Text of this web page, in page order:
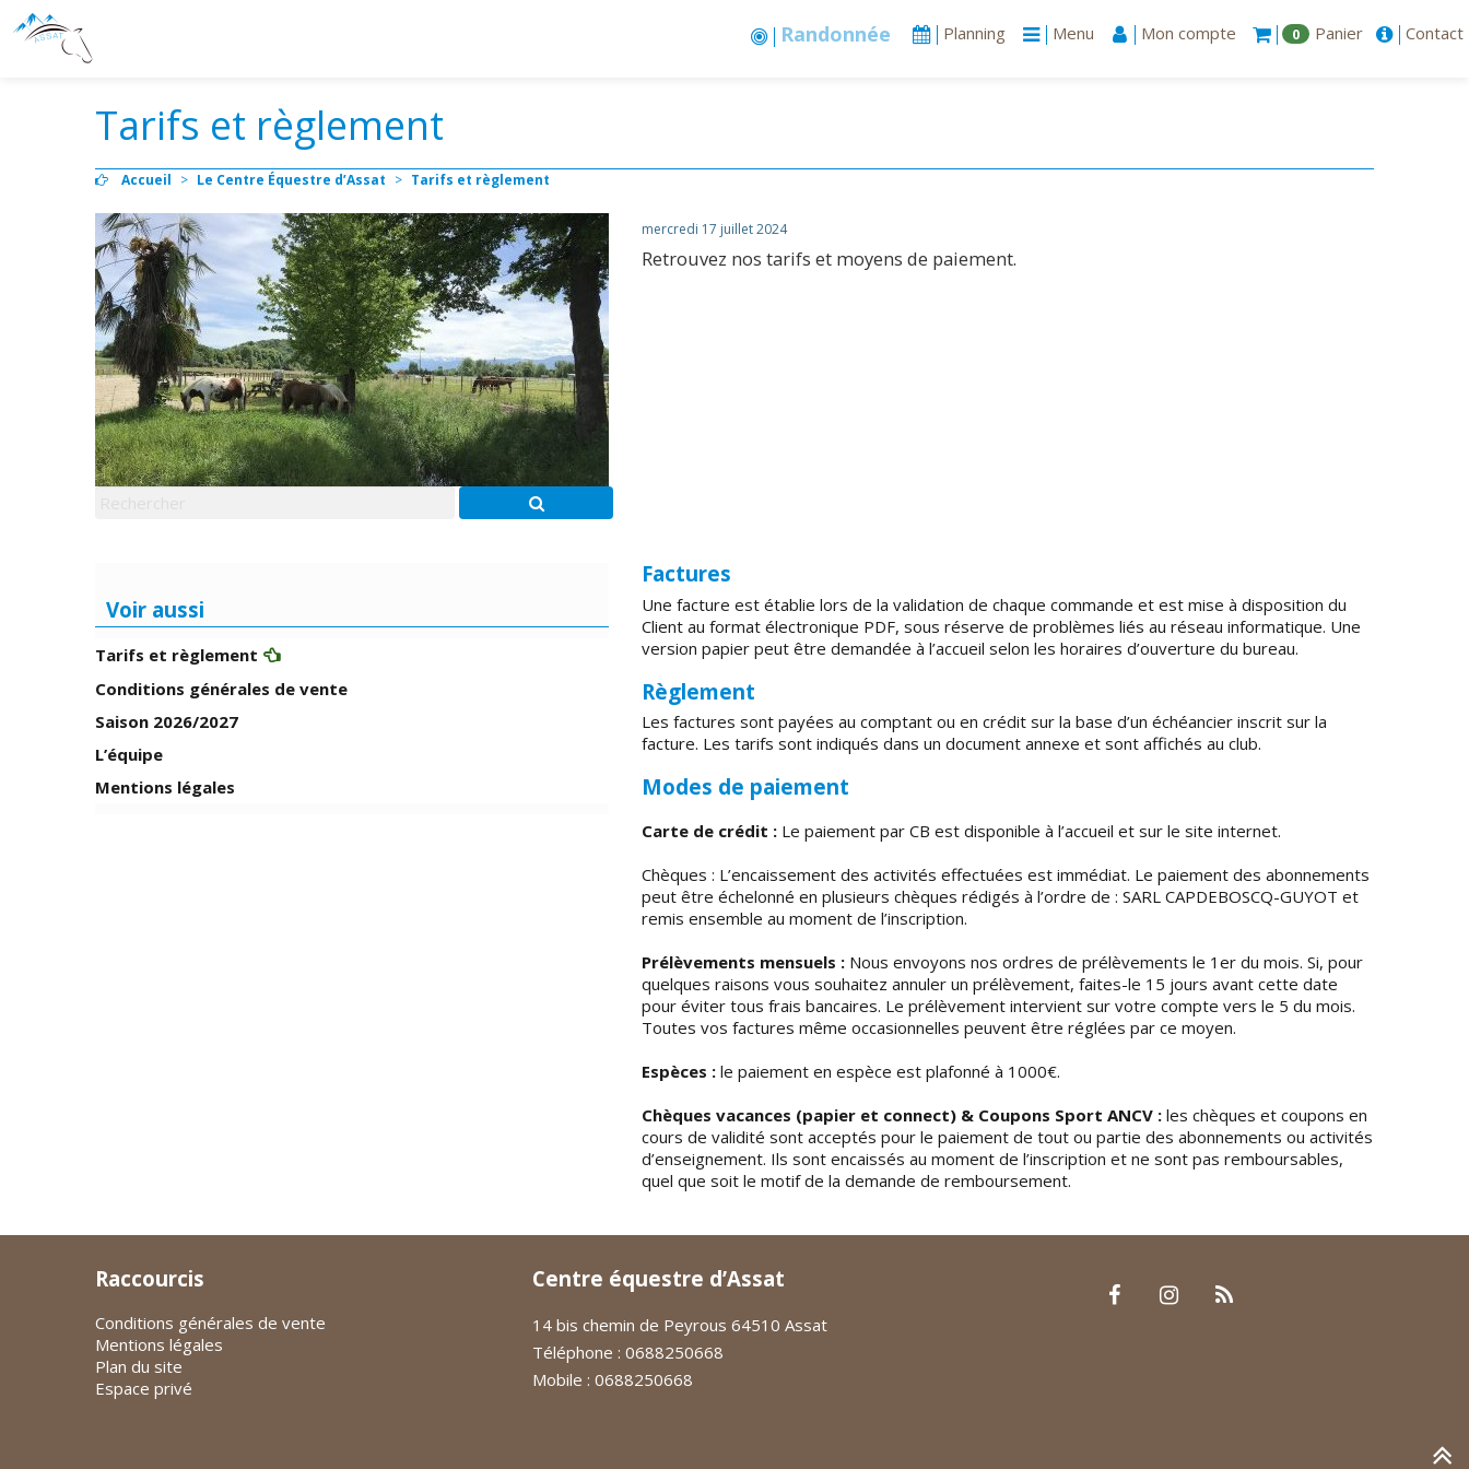
Stages vacances Planning Menu Mon compte 0 Panier Contact
Tarifs et règlement
Accueil > Le Centre Équestre d’Assat > Tarifs et règlement
mercredi 17 juillet 2024
Retrouvez nos tarifs et moyens de paiement.
Factures
Une facture est établie lors de la validation de chaque commande et est mise à disposition du
Client au format électronique PDF, sous réserve de problèmes liés au réseau informatique. Une
version papier peut être demandée à l’accueil selon les horaires d’ouverture du bureau.
Règlement
Les factures sont payées au comptant ou en crédit sur la base d’un échéancier inscrit sur la
facture. Les tarifs sont indiqués dans un document annexe et sont affichés au club.
Modes de paiement
Carte de crédit : Le paiement par CB est disponible à l’accueil et sur le site internet.
Chèques : L’encaissement des activités effectuées est immédiat. Le paiement des abonnements
peut être échelonné en plusieurs chèques rédigés à l’ordre de : SARL CAPDEBOSCQ-GUYOT et
remis ensemble au moment de l’inscription.
Prélèvements mensuels : Nous envoyons nos ordres de prélèvements le 1er du mois. Si, pour
quelques raisons vous souhaitez annuler un prélèvement, faites-le 15 jours avant cette date
pour éviter tous frais bancaires. Le prélèvement intervient sur votre compte vers le 5 du mois.
Toutes vos factures même occasionnelles peuvent être réglées par ce moyen.
Espèces : le paiement en espèce est plafonné à 1000€.
Chèques vacances (papier et connect) & Coupons Sport ANCV : les chèques et coupons en
cours de validité sont acceptés pour le paiement de tout ou partie des abonnements ou activités
d’enseignement. Ils sont encaissés au moment de l’inscription et ne sont pas remboursables,
quel que soit le motif de la demande de remboursement.
Voir aussi
Tarifs et règlement
Conditions générales de vente
Saison 2026/2027
L’équipe
Mentions légales
Raccourcis
Conditions générales de vente
Mentions légales
Plan du site
Espace privé
Centre équestre d’Assat
14 bis chemin de Peyrous 64510 Assat
Téléphone : 0688250668
Mobile : 0688250668